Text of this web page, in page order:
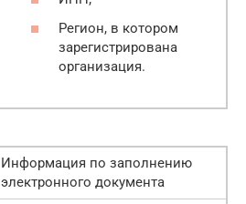
Регион, в котором
зарегистрирована
организация.
Информация по заполнению
электронного документа